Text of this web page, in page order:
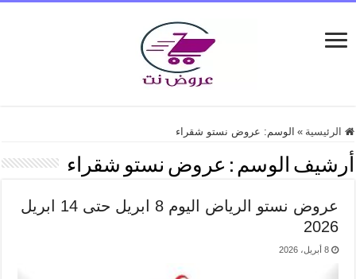
الرئيسية » الوسم: عروض نستو شقراء
أرشيف الوسم : عروض نستو شقراء
عروض نستو الرياض اليوم 8 ابريل حتى 14 ابريل
2026
8 أبريل، 2026